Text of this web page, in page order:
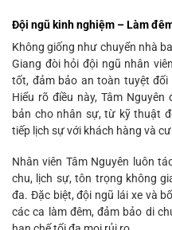
Đội ngũ kinh nghiệm – Làm
Không giống như chuyển nhà
Giang đòi hỏi đội ngũ nhân
tốt, đảm bảo an toàn tuyệt đối
Hiểu rõ điều này, Tâm
bản cho nhân sự, từ kỹ thuật
tiếp lịch sự với khách hàng và
Nhân viên Tâm Nguyên luôn
chu, lịch sự, tôn trọng không
đa. Đặc biệt, đội ngũ lái xe và
các ca làm đêm, đảm bảo di